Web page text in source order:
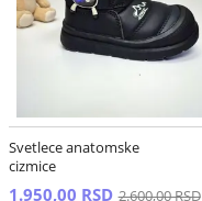
Svetlece anatomske
cizmice
1.950,00 RSD 2.600,00 RSD